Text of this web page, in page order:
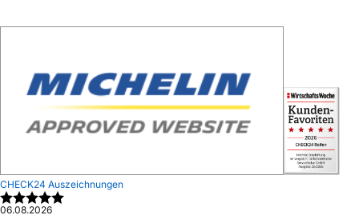
CHECK24 Auszeichnungen
06.08.2026